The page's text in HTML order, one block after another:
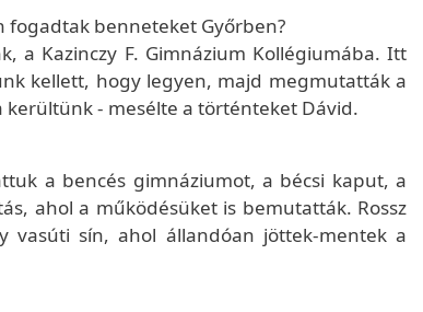
fogadtak benneteket Győrben?
a Kazinczy F. Gimnázium Kollégiumába. Itt
kellett, hogy legyen, majd megmutatták a
kerültünk - mesélte a történteket Dávid.
a bencés gimnáziumot, a bécsi kaput, a
ahol a működésüket is bemutatták. Rossz
vasúti sín, ahol állandóan jöttek-mentek a